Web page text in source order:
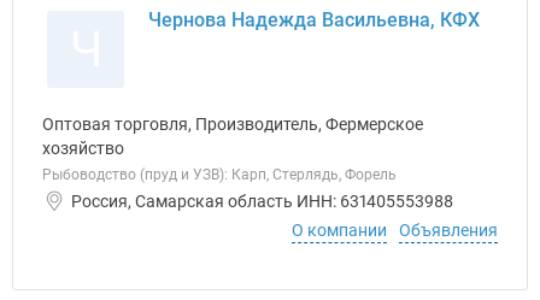
Чернова Надежда Васильевна, КФХ
Оптовая торговля, Производитель, Фермерское
хозяйство
Рыбоводство (пруд и УЗВ): Карп, Стерлядь, Форель
Россия, Самарская область ИНН: 631405553988
О компании
Объявления